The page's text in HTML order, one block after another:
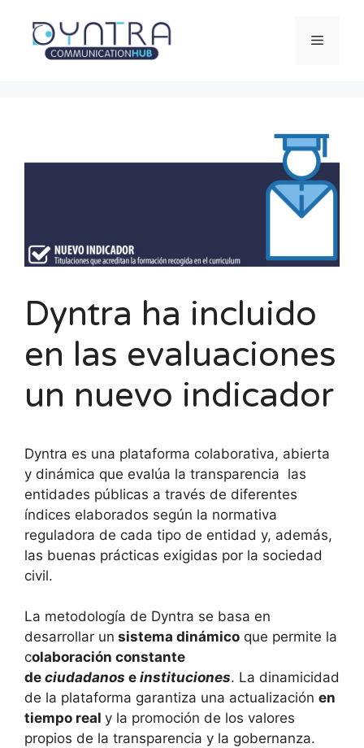
contenido
Menú
Dyntra ha incluido
en las evaluaciones
un nuevo indicador
Dyntra es una plataforma colaborativa, abierta
y dinámica que evalúa la transparencia las
entidades públicas a través de diferentes
índices elaborados según la normativa
reguladora de cada tipo de entidad y, además,
las buenas prácticas exigidas por la sociedad
civil.
La metodología de Dyntra se basa en
desarrollar un sistema dinámico que permite la
colaboración constante
de ciudadanos e instituciones. La dinamicidad
de la plataforma garantiza una actualización en
tiempo real y la promoción de los valores
propios de la transparencia y la gobernanza.